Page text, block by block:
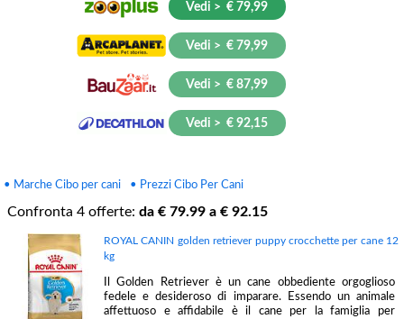
Vedi > € 79,99
Vedi > € 79,99
Vedi > € 87,99
Vedi > € 92,15
• Marche Cibo per cani • Prezzi Cibo Per Cani
Confronta 4 offerte: da € 79.99 a € 92.15
ROYAL CANIN golden retriever puppy crocchette per cane 12
kg
Il Golden Retriever è un cane obbediente orgoglioso
fedele e desideroso di imparare. Essendo un animale
affettuoso e affidabile è il cane per la famiglia per